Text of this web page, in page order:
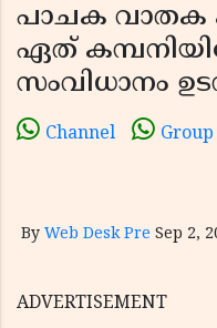
പാചക
ഏത്
സംവിധാനം
Channel Group
By Web Desk Pre Sep 2,
ADVERTISEMENT